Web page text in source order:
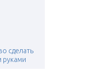
сделать
руками